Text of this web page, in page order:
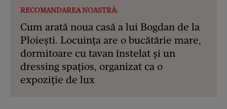
RECOMANDAREA NOASTRĂ:
Cum arată noua casă a lui Bogdan de la
Ploiești. Locuința are o bucătărie mare,
dormitoare cu tavan înstelat și un
dressing spațios, organizat ca o
expoziție de lux